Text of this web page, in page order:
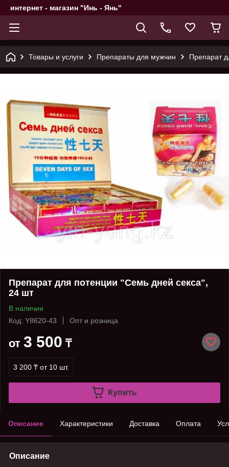
интернет - магазин "Инь - Янь"
Товары и услуги Препараты для мужчин Препарат
Препарат для потенции "Семь дней секса",
24 шт
В наличии
Код: Y8620-43
Опт и розница
от 3 500 ₸
3 200 ₸ от 10 шт.
Купить
Описание Характеристики Доставка Оплата
Описание